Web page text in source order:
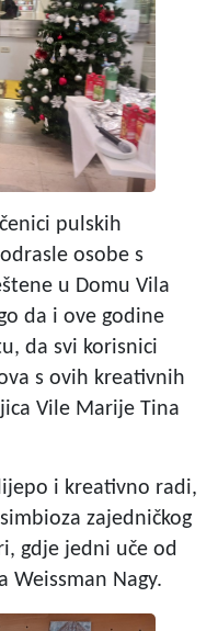
pulskih
osobe s
u Domu Vila
da i ove godine
da svi korisnici
s ovih kreativnih
Vile Marije Tina
i kreativno radi,
zajedničkog
gdje jedni uče od
Nagy.